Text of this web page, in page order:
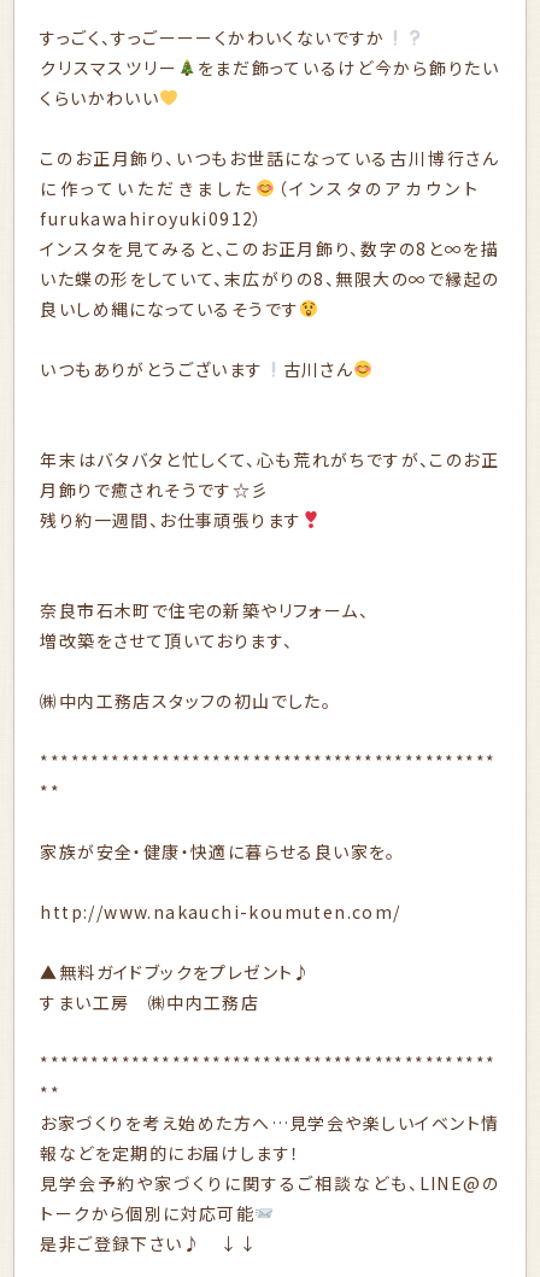
すっごく、すっごーーーくかわいくないですか
クリスマスツリー
をまだ飾っているけど今から飾りたい
くらいかわいい
このお正月飾り、いつもお世話になっている古川博行さん
に作っていただきました
（インスタのアカウント
furukawahiroyuki0912）
インスタを見てみると、このお正月飾り、数字の8と∞を描
いた蝶の形をしていて、末広がりの8、無限大の∞で縁起の
良いしめ縄になっているそうです
いつもありがとうございます 古川さん
年末はバタバタと忙しくて、心も荒れがちですが、このお正
月飾りで癒されそうです☆彡
残り約一週間、お仕事頑張ります
奈良市石木町で住宅の新築やリフォーム、
増改築をさせて頂いております、
㈱中内工務店スタッフの初山でした。
*********************************************
**
家族が安全・健康・快適に暮らせる良い家を。
http://www.nakauchi-koumuten.com/
▲無料ガイドブックをプレゼント♪
すまい工房 ㈱中内工務店
*********************************************
**
お家づくりを考え始めた方へ…見学会や楽しいイベント情
報などを定期的にお届けします！
見学会予約や家づくりに関するご相談なども、LINE@の
トークから個別に対応可能
是非ご登録下さい♪ ↓↓